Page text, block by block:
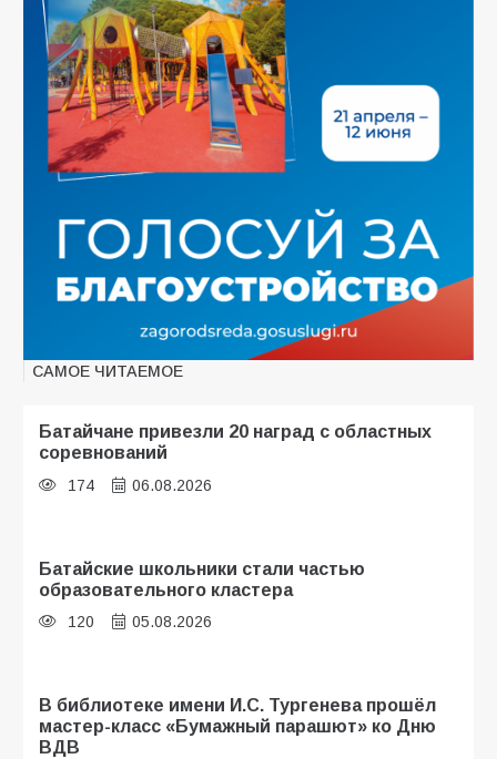
САМОЕ ЧИТАЕМОЕ
Батайчане привезли 20 наград с областных
соревнований
174 06.08.2026
Батайские школьники стали частью
образовательного кластера
120 05.08.2026
В библиотеке имени И.С. Тургенева прошёл
мастер-класс «Бумажный парашют» ко Дню
ВДВ